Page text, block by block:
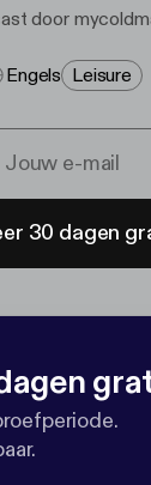
door
Engels Leisure
30 dagen